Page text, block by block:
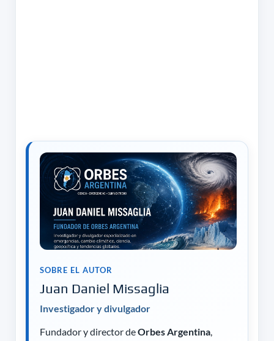
SOBRE EL AUTOR
Juan Daniel Missaglia
Investigador y divulgador
Fundador y director deOrbes Argentina,